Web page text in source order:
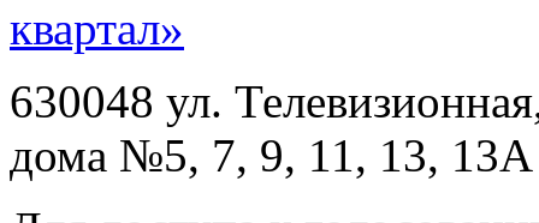
630048 ул.
дома №5, 7, 9, 11, 13, 13А